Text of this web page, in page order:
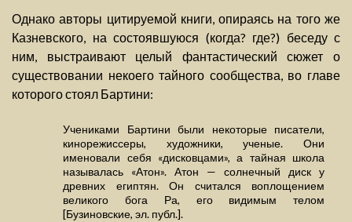
Однако авторы цитируемой книги, опираясь на того же
Казневского, на состоявшуюся (когда? где?) беседу с
ним, выстраивают целый фантастический сюжет о
существовании некоего тайного сообщества, во главе
которого стоял Бартини:
Учениками Бартини были некоторые писатели,
кинорежиссеры, художники, ученые. Они
именовали себя «дисковцами», а тайная школа
называлась «Атон». Атон — солнечный диск у
древних египтян. Он считался воплощением
великого бога Ра, его видимым телом
[Бузиновские, эл. публ.].